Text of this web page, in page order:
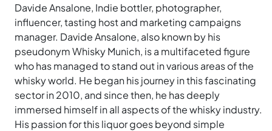
Davide Ansalone, Indie bottler, photographer,
influencer, tasting host and marketing campaigns
manager. Davide Ansalone, also known by his
pseudonym Whisky Munich, is a multifaceted figure
who has managed to stand out in various areas of the
whisky world. He began his journey in this fascinating
sector in 2010, and since then, he has deeply
immersed himself in all aspects of the whisky industry.
His passion for this liquor goes beyond simple